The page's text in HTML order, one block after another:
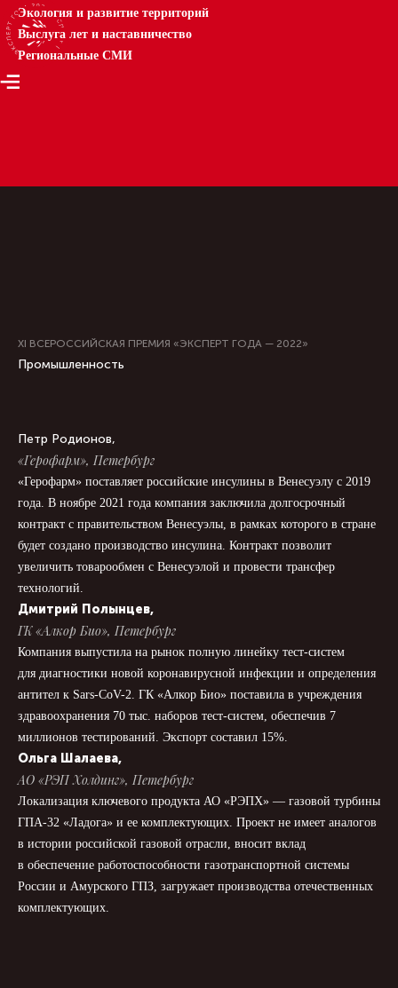
Экология и развитие территорий
Выслуга лет и наставничество
Региональные СМИ
XI ВСЕРОССИЙСКАЯ ПРЕМИЯ «ЭКСПЕРТ ГОДА — 2022»
Промышленность
Петр Родионов,
«Герофарм», Петербург
«Герофарм» поставляет российские инсулины в Венесуэлу с 2019
года. В ноябре 2021 года компания заключила долгосрочный
контракт с правительством Венесуэлы, в рамках которого в стране
будет создано производство инсулина. Контракт позволит
увеличить товарообмен с Венесуэлой и провести трансфер
технологий.
Дмитрий Полынцев,
ГК «Алкор Био», Петербург
Компания выпустила на рынок полную линейку тест-систем
для диагностики новой коронавирусной инфекции и определения
антител к Sars-CoV-2. ГК «Алкор Био» поставила в учреждения
здравоохранения 70 тыс. наборов тест-систем, обеспечив 7
миллионов тестирований. Экспорт составил 15%.
Ольга Шалаева,
АО «РЭП Холдинг», Петербург
Локализация ключевого продукта АО «РЭПХ» — газовой турбины
ГПА-32 «Ладога» и ее комплектующих. Проект не имеет аналогов
в истории российской газовой отрасли, вносит вклад
в обеспечение работоспособности газотранспортной системы
России и Амурского ГПЗ, загружает производства отечественных
комплектующих.